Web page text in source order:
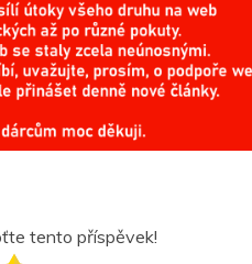
tento příspěvek!